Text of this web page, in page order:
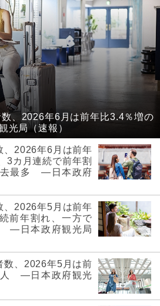
数、2026年6月は前年比3.4％増の
局（速報）
、2026年6月は前年
3カ月連続で前年割
去最多 ―日本政府
、2026年5月は前年
前年割れ、一方で
―日本政府観光局
数、2026年5月は前
人 ―日本政府観光